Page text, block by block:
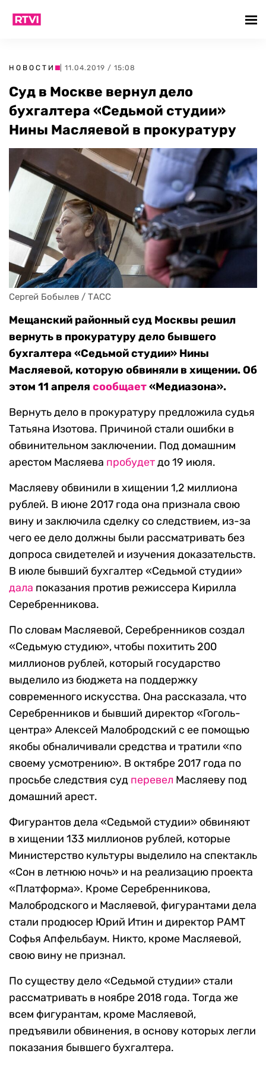
НОВОСТИ | 11.04.2019 / 15:08
Суд в Москве вернул дело
бухгалтера «Седьмой студии»
Нины Масляевой в прокуратуру
Сергей Бобылев / ТАСС
Мещанский районный суд Москвы решил
вернуть в прокуратуру дело бывшего
бухгалтера «Седьмой студии» Нины
Масляевой, которую обвиняли в хищении. Об
этом 11 апреля сообщает«Медиазона».
Вернуть дело в прокуратуру предложила судья
Татьяна Изотова. Причиной стали ошибки в
обвинительном заключении. Под домашним
арестом Масляева пробудетдо 19 июля.
Масляеву обвинили в хищении 1,2 миллиона
рублей. В июне 2017 года она признала свою
вину и заключила сделку со следствием, из-за
чего ее дело должны были рассматривать без
допроса свидетелей и изучения доказательств.
В июле бывший бухгалтер «Седьмой студии»
дала показания против режиссера Кирилла
Серебренникова.
По словам Масляевой, Серебренников создал
«Седьмую студию», чтобы похитить 200
миллионов рублей, который государство
выделило из бюджета на поддержку
современного искусства. Она рассказала, что
Серебренников и бывший директор «Гоголь-
центра» Алексей Малобродский с ее помощью
якобы обналичивали средства и тратили «по
своему усмотрению». В октябре 2017 года по
просьбе следствия суд перевел Масляеву под
домашний арест.
Фигурантов дела «Седьмой студии» обвиняют
в хищении 133 миллионов рублей, которые
Министерство культуры выделило на спектакль
«Сон в летнюю ночь» и на реализацию проекта
«Платформа». Кроме Серебренникова,
Малобродского и Масляевой, фигурантами дела
стали продюсер Юрий Итин и директор РАМТ
Софья Апфельбаум. Никто, кроме Масляевой,
свою вину не признал.
По существу дело «Седьмой студии» стали
рассматривать в ноябре 2018 года. Тогда же
всем фигурантам, кроме Масляевой,
предъявили обвинения, в основу которых легли
показания бывшего бухгалтера.